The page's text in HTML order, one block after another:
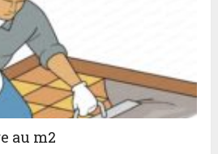
au m2